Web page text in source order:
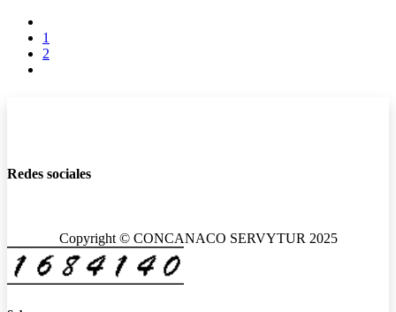
1
2
Redes sociales
Copyright © CONCANACO SERVYTUR 2025